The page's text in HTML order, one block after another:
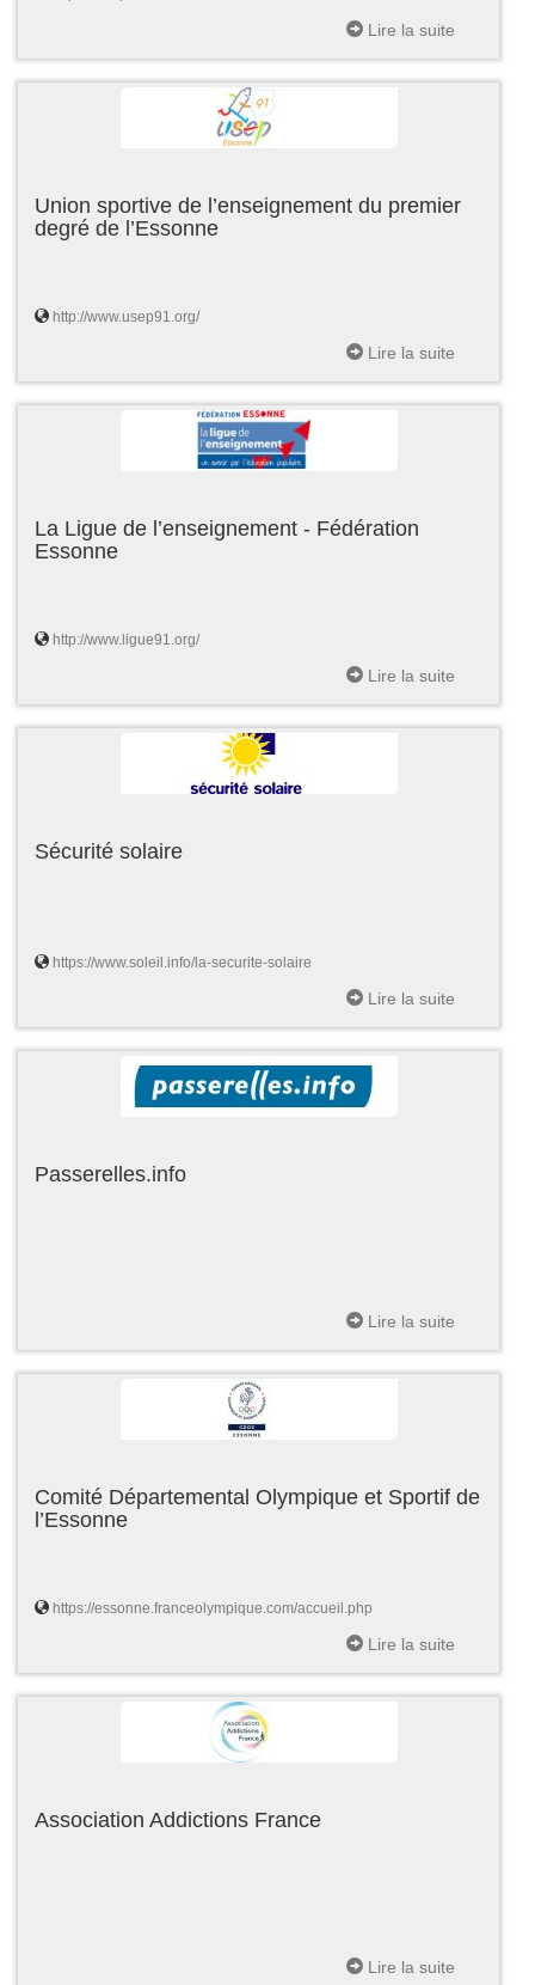
Lire la suite
Union sportive de l’enseignement du premier
degré de l’Essonne
http://www.usep91.org/
Lire la suite
La Ligue de l’enseignement - Fédération
Essonne
http://www.ligue91.org/
Lire la suite
Sécurité solaire
https://www.soleil.info/la-securite-solaire
Lire la suite
Passerelles.info
Lire la suite
Comité Départemental Olympique et Sportif de
l’Essonne
https://essonne.franceolympique.com/accueil.php
Lire la suite
Association Addictions France
Lire la suite